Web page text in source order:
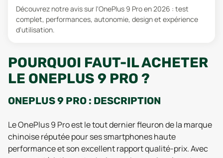
Découvrez notre avis sur l'OnePlus 9 Pro en 2026 : test
complet, performances, autonomie, design et expérience
d'utilisation.
POURQUOI FAUT-IL ACHETER
LE ONEPLUS 9 PRO ?
ONEPLUS 9 PRO : DESCRIPTION
Le OnePlus 9 Pro est le tout dernier fleuron de la marque
chinoise réputée pour ses smartphones haute
performance et son excellent rapport qualité-prix. Avec